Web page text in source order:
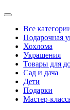
Все
Подарочная
Хохлома
Украшения
Товары для
Сад и дача
Дети
Подарки
Мастер-